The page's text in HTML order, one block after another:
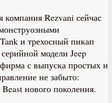
Rezvani сейчас
и трехосный пикап
модели Jeep
с выпуска простых и
не забыто:
нового поколения.